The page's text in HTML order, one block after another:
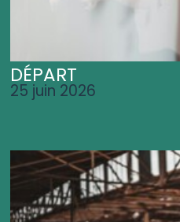
DÉPART
25 juin 2026